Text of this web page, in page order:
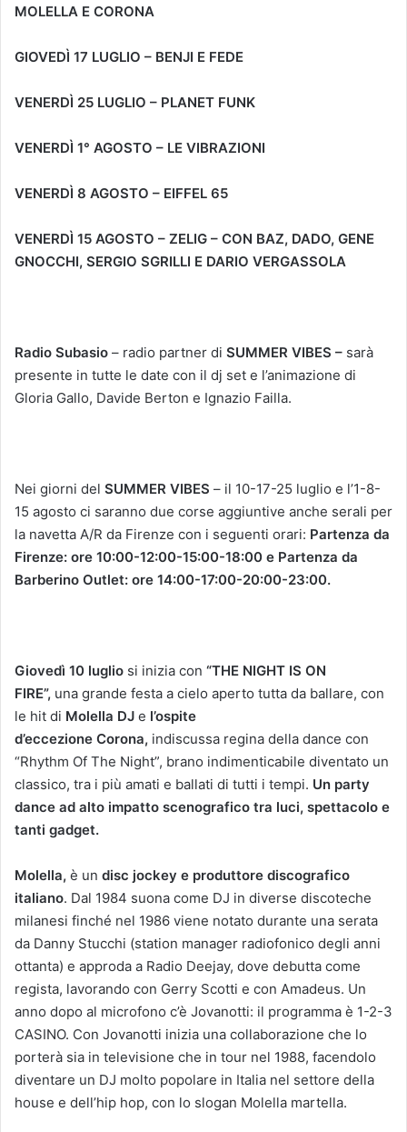
MOLELLA E CORONA
GIOVEDÌ 17 LUGLIO – BENJI E FEDE
VENERDÌ 25 LUGLIO – PLANET FUNK
VENERDÌ 1° AGOSTO – LE VIBRAZIONI
VENERDÌ 8 AGOSTO – EIFFEL 65
VENERDÌ 15 AGOSTO – ZELIG – CON BAZ, DADO, GENE
GNOCCHI, SERGIO SGRILLI E DARIO VERGASSOLA
Radio Subasio – radio partner di SUMMER VIBES – sarà
presente in tutte le date con il dj set e l’animazione di
Gloria Gallo, Davide Berton e Ignazio Failla.
Nei giorni del SUMMER VIBES – il 10-17-25 luglio e l’1-8-
15 agosto ci saranno due corse aggiuntive anche serali per
la navetta A/R da Firenze con i seguenti orari: Partenza da
Firenze: ore 10:00-12:00-15:00-18:00 e Partenza da
Barberino Outlet: ore 14:00-17:00-20:00-23:00.
Giovedì 10 luglio si inizia con “THE NIGHT IS ON
FIRE”, una grande festa a cielo aperto tutta da ballare, con
le hit di Molella DJ e l’ospite
d’eccezione Corona, indiscussa regina della dance con
“Rhythm Of The Night”, brano indimenticabile diventato un
classico, tra i più amati e ballati di tutti i tempi. Un party
dance ad alto impatto scenografico tra luci, spettacolo e
tanti gadget.
Molella, è un disc jockey e produttore discografico
italiano. Dal 1984 suona come DJ in diverse discoteche
milanesi finché nel 1986 viene notato durante una serata
da Danny Stucchi (station manager radiofonico degli anni
ottanta) e approda a Radio Deejay, dove debutta come
regista, lavorando con Gerry Scotti e con Amadeus. Un
anno dopo al microfono c’è Jovanotti: il programma è 1-2-3
CASINO. Con Jovanotti inizia una collaborazione che lo
porterà sia in televisione che in tour nel 1988, facendolo
diventare un DJ molto popolare in Italia nel settore della
house e dell’hip hop, con lo slogan Molella martella.